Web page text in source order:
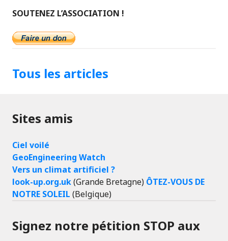
SOUTENEZ L’ASSOCIATION !
Tous les articles
Sites amis
Ciel voilé
GeoEngineering Watch
Vers un climat artificiel ?
look-up.org.uk(Grande Bretagne) ÔTEZ-VOUS DE
NOTRE SOLEIL (Belgique)
Signez notre pétition STOP aux